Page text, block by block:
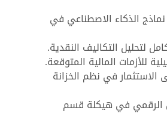
الذكاء الاصطناعي في
لتحليل التكاليف النقدية.
للأزمات المالية المتوقعة.
الاستثمار في نظم الخزانة
الرقمي في هيكلة قسم